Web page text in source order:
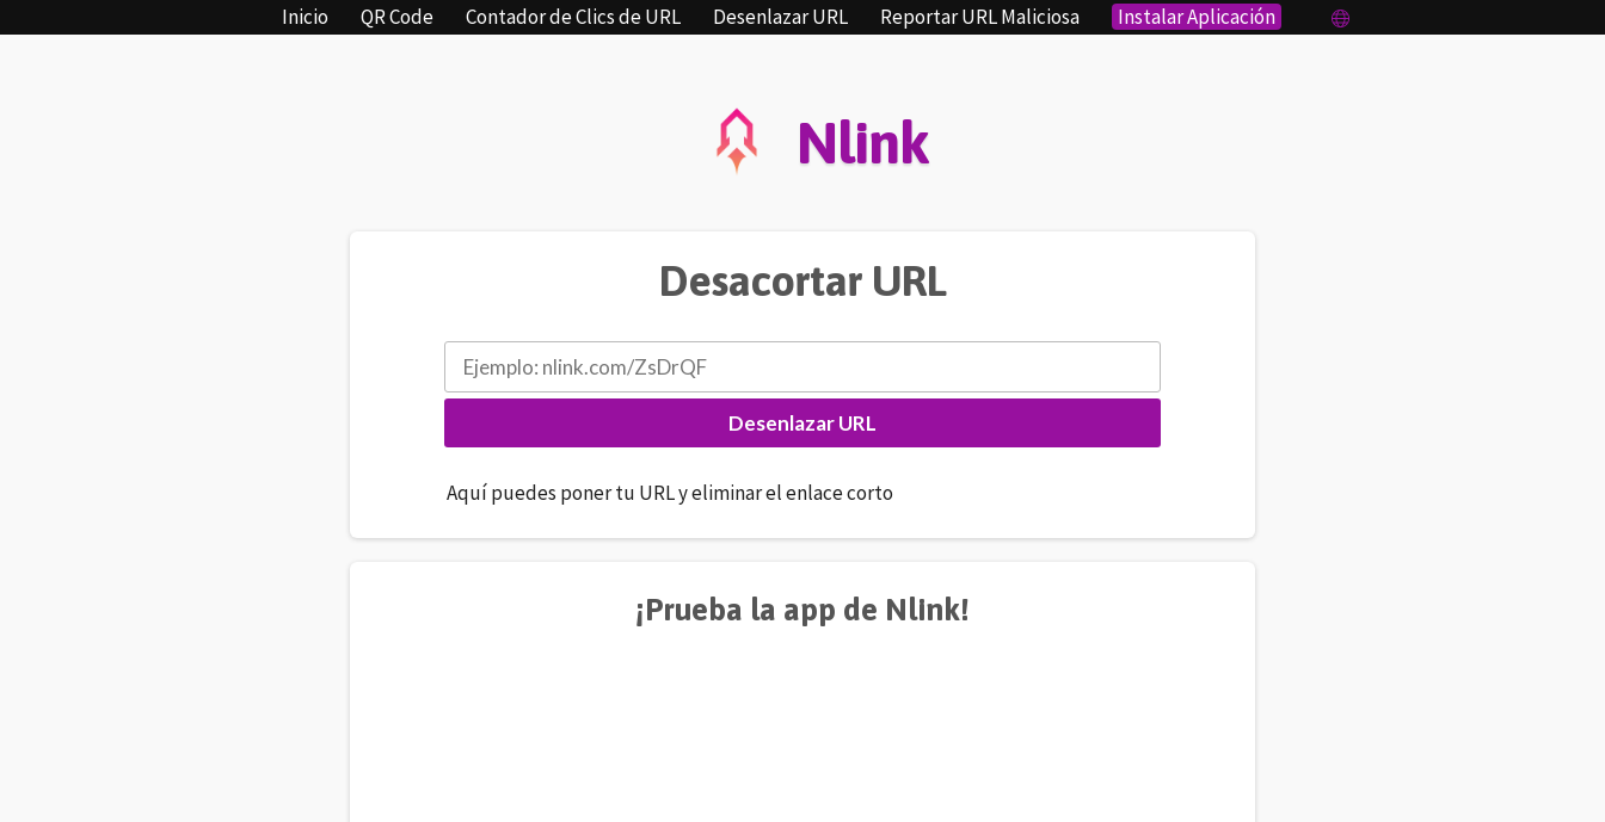
Inicio QR Code Contador de Clics de URL Desenlazar URL Reportar URL Maliciosa Instalar Aplicación
Nlink
Desacortar URL
Aquí puedes poner tu URL y eliminar el enlace corto
¡Prueba la app de Nlink!